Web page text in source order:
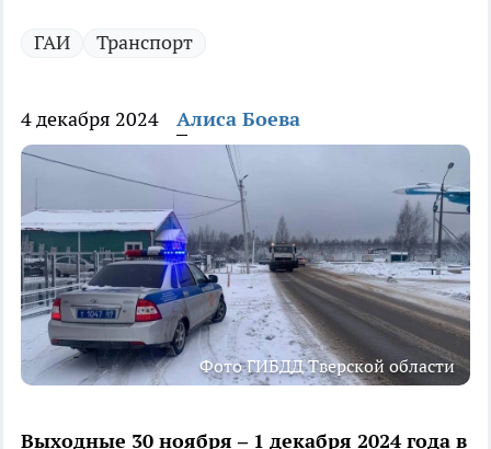
ГАИ Транспорт
4 декабря 2024 Алиса Боева
Фото ГИБДД Тверской области
Выходные 30 ноября – 1 декабря 2024 года в